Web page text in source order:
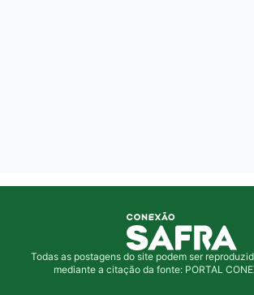
Todas as postagens do site podem ser
mediante a citação da fonte: PORTAL